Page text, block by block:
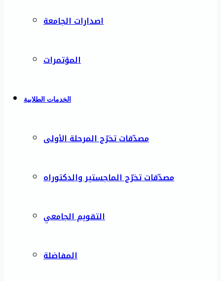
اصدارات الجامعة
المؤتمرات
الخدمات الطلابية
مصدّقات تخرّج المرحلة الأولى
مصدّقات تخرّج الماجستير والدكتوراه
التقويم الجامعي
المفاضلة